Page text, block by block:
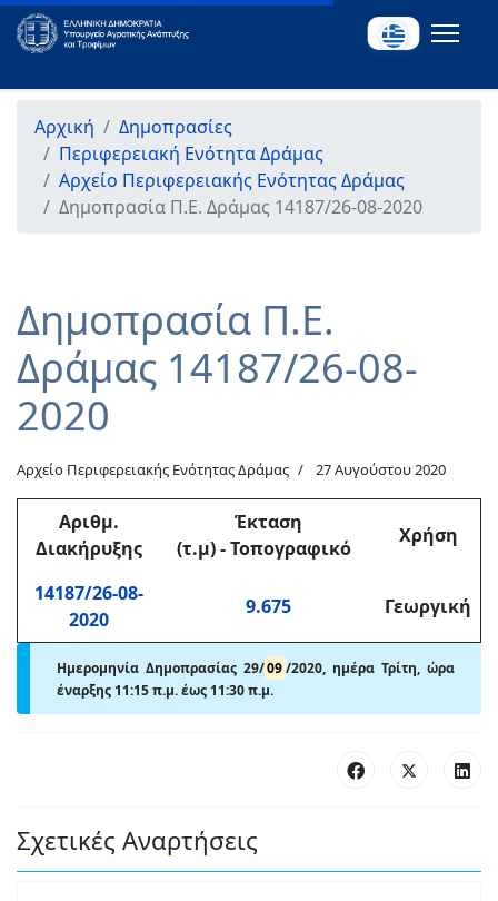
Αρχική
Δημοπρασίες
Περιφερειακή Ενότητα Δράμας
Αρχείο Περιφερειακής Ενότητας Δράμας
Δημοπρασία Π.Ε. Δράμας 14187/26-08-2020
Δημοπρασία Π.Ε.
Δράμας 14187/26-08-
2020
Αρχείο Περιφερειακής Ενότητας Δράμας 27 Αυγούστου 2020
Αριθμ.
Διακήρυξης
Έκταση
(τ.μ)-Τοπογραφικό
Χρήση
14187/26-08-
2020
9.675 Γεωργική
Ημερομηνία Δημοπρασίας 29/09/2020, ημέρα Τρίτη,ώρα
έναρξης 11:15 π.μ. έως 11:30 π.μ.
Σχετικές Αναρτήσεις